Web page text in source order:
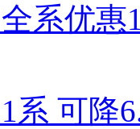
系优惠
系 可降